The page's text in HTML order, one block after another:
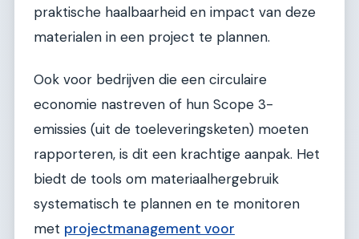
praktische haalbaarheid en impact van deze
materialen in een project te plannen.
Ook voor bedrijven die een circulaire
economie nastreven of hun Scope 3-
emissies (uit de toeleveringsketen) moeten
rapporteren, is dit een krachtige aanpak. Het
biedt de tools om materiaalhergebruik
systematisch te plannen en te monitoren
met projectmanagement voor